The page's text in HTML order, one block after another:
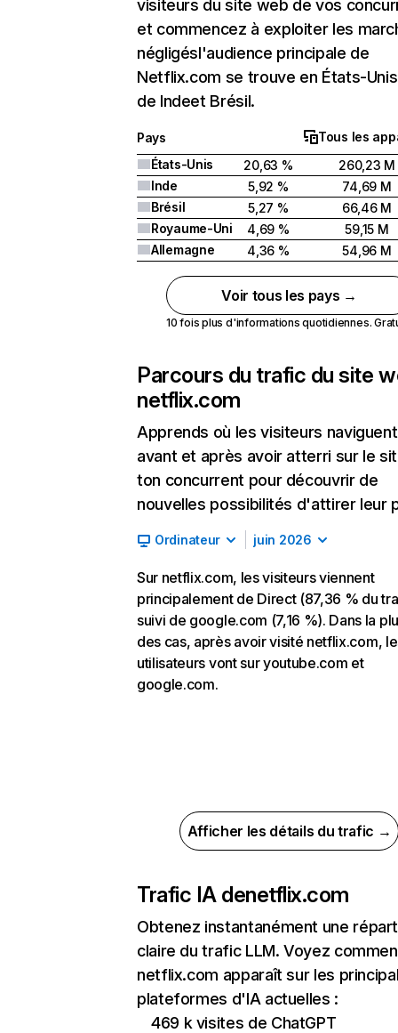
visiteurs du site web de vos
et commencez à exploiter les
négligésl'audience principale de
Netflix.com se trouve en États-
de Indeet Brésil.
Pays
Tous les
États-Unis
20,63 %
260,23 M
Inde
5,92 %
74,69 M
Brésil
5,27 %
66,46 M
Royaume-Uni
4,69 %
59,15 M
Allemagne
4,36 % 54,96 M
Voir tous les pays →
10 fois plus d'informations quotidiennes.
Parcours du trafic du site
netflix.com
Apprends où les visiteurs naviguent
avant et après avoir atterri sur le
ton concurrent pour découvrir de
nouvelles possibilités d'attirer leur
Ordinateur juin 2026
Sur netflix.com, les visiteurs viennent
principalement de Direct (87,36 % du
suivi de google.com (7,16 %). Dans la
des cas, après avoir visité netflix.com,
utilisateurs vont sur youtube.com et
google.com.
Afficher les détails du trafic →
Trafic IA denetflix.com
Obtenez instantanément une
claire du trafic LLM. Voyez
netflix.com apparaît sur les
plateformes d'IA actuelles :
469 k visites de ChatGPT